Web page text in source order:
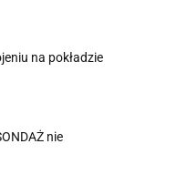
na pokładzie
nie